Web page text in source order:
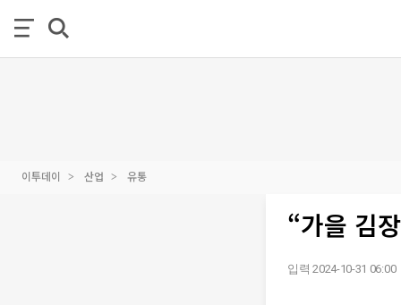
이투데이 산업 유통
“가을 김
입력 2024-10-31 06:00